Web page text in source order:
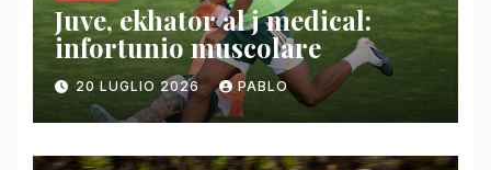
Juve, ekhator al j medical:
infortunio muscolare
20 LUGLIO 2026 PABLO